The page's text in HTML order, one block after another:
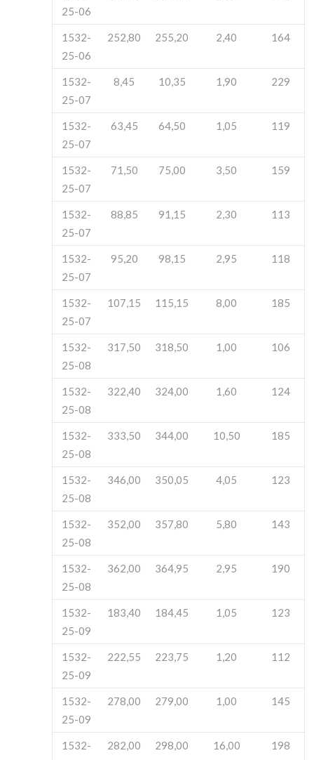
25-06
1532-
25-06
252,80 255,20 2,40 164
1532-
25-07
8,45 10,35 1,90 229
1532-
25-07
63,45 64,50 1,05 119
1532-
25-07
71,50 75,00 3,50 159
1532-
25-07
88,85 91,15 2,30 113
1532-
25-07
95,20 98,15 2,95 118
1532-
25-07
107,15 115,15 8,00 185
1532-
25-08
317,50 318,50 1,00 106
1532-
25-08
322,40 324,00 1,60 124
1532-
25-08
333,50 344,00 10,50 185
1532-
25-08
346,00 350,05 4,05 123
1532-
25-08
352,00 357,80 5,80 143
1532-
25-08
362,00 364,95 2,95 190
1532-
25-09
183,40 184,45 1,05 123
1532-
25-09
222,55 223,75 1,20 112
1532-
25-09
278,00 279,00 1,00 145
1532-
282,00 298,00 16,00 198